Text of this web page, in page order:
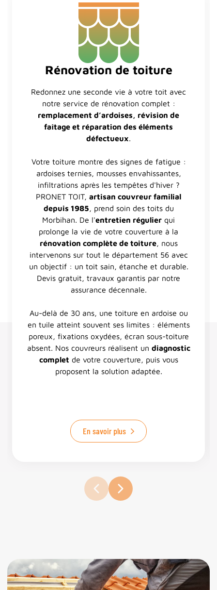
Rénovation de toiture
Redonnez une seconde vie à votre toit avec
notre service de rénovation complet :
remplacement d’ardoises, révision de
faîtage et réparation des éléments
défectueux.
Votre toiture montre des signes de fatigue :
ardoises ternies, mousses envahissantes,
infiltrations après les tempêtes d'hiver ?
PRONET TOIT, artisan couvreur familial
depuis 1985, prend soin des toits du
Morbihan. De l'entretien régulier qui
prolonge la vie de votre couverture à la
rénovation complète de toiture, nous
intervenons sur tout le département 56 avec
un objectif : un toit sain, étanche et durable.
Devis gratuit, travaux garantis par notre
assurance décennale.
Au-delà de 30 ans, une toiture en ardoise ou
en tuile atteint souvent ses limites : éléments
poreux, fixations oxydées, écran sous-toiture
absent. Nos couvreurs réalisent un diagnostic
complet de votre couverture, puis vous
proposent la solution adaptée.
En savoir plus